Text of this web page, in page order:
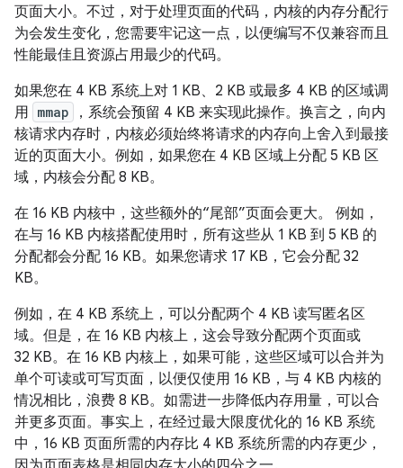
页面大小。不过，对于处理页面的代码，内核的内存分配行
为会发生变化，您需要牢记这一点，以便编写不仅兼容而且
性能最佳且资源占用最少的代码。
如果您在 4 KB 系统上对 1 KB、2 KB 或最多 4 KB 的区域调
用 mmap
，系统会预留 4 KB 来实现此操作。换言之，向内
核请求内存时，内核必须始终将请求的内存向上舍入到最接
近的页面大小。例如，如果您在 4 KB 区域上分配 5 KB 区
域，内核会分配 8 KB。
在 16 KB 内核中，这些额外的“尾部”页面会更大。 例如，
在与 16 KB 内核搭配使用时，所有这些从 1 KB 到 5 KB 的
分配都会分配 16 KB。如果您请求 17 KB，它会分配 32
KB。
例如，在 4 KB 系统上，可以分配两个 4 KB 读写匿名区
域。但是，在 16 KB 内核上，这会导致分配两个页面或
32 KB。在 16 KB 内核上，如果可能，这些区域可以合并为
单个可读或可写页面，以便仅使用 16 KB，与 4 KB 内核的
情况相比，浪费 8 KB。如需进一步降低内存用量，可以合
并更多页面。事实上，在经过最大限度优化的 16 KB 系统
中，16 KB 页面所需的内存比 4 KB 系统所需的内存更少，